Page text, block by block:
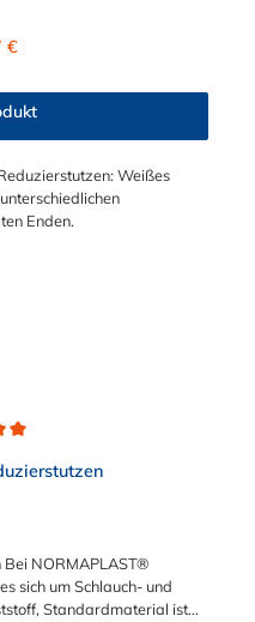
idealer Verbinder für
der Stutzen gewährleistet
erhalten diesen geraden
(1/2"), 19mm (3/4"),
38mm (1 1/2"), 45mm (1
Preis:
€
NORMAPLAST®
sich um Schlauch- und
Standardmaterial ist